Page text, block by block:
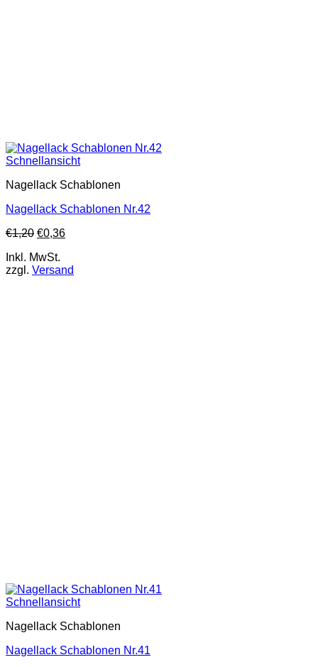
Schnellansicht
Nagellack Schablonen
Nagellack Schablonen Nr.42
€1,20 €0,36
Inkl. MwSt.
zzgl. Versand
Schnellansicht
Nagellack Schablonen
Nagellack Schablonen Nr.41